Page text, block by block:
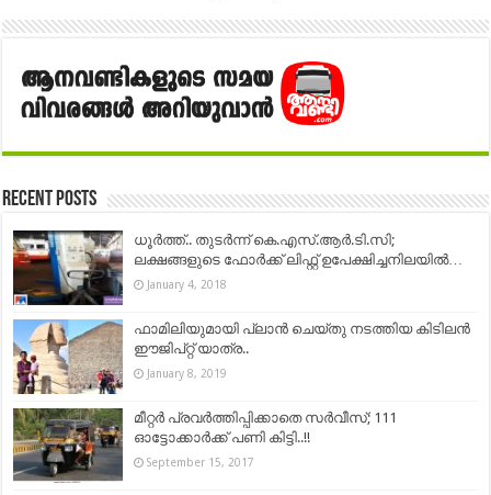
Recent Posts
ധൂര്‍ത്ത്.. തുടർന്ന് കെ.എസ്.ആര്‍.ടി.സി;
ലക്ഷങ്ങളുടെ ഫോര്‍ക്ക് ലിഫ്റ്റ് ഉപേക്ഷിച്ചനിലയില്‍…
January 4, 2018
ഫാമിലിയുമായി പ്ലാൻ ചെയ്തു നടത്തിയ കിടിലൻ
ഈജിപ്റ്റ് യാത്ര..
January 8, 2019
മീറ്റര്‍ പ്രവര്‍ത്തിപ്പിക്കാതെ സര്‍വീസ്; 111
ഓട്ടോക്കാര്‍ക്ക് പണി കിട്ടി..!!
September 15, 2017